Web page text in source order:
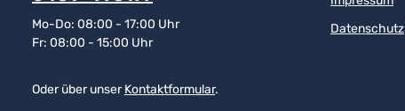
Mo-Do: 08:00 - 17:00 Uhr
Fr: 08:00 - 15:00 Uhr
Oder über unserKontaktformular.
Datenschutz